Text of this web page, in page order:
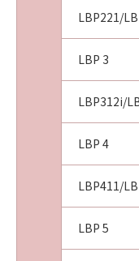
(3) お客様が本
した場合、本
(4) お客様は、
した場合、速
びその複製物
のとします。
(5) 上記にかか
から第7条ま
定は、本契約
10．U.S.
NOTICE
LBP221/
LBP 3
LBP312i/
LBP 4
LBP411/
LBP 5